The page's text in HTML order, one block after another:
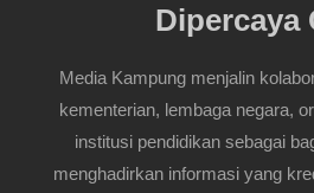
Dipercaya
Media Kampung menjalin
kementerian, lembaga negara,
institusi pendidikan sebagai
menghadirkan informasi yang